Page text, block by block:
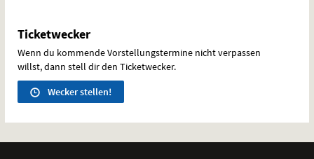
Ticketwecker
Wenn du kommende Vorstellungstermine nicht verpassen
willst, dann stell dir den Ticketwecker.
Wecker stellen!